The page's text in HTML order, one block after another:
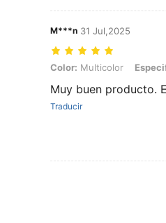
M***n 31 Jul,2025
Color: Multicolor,
Color: Multicolor
Muy buen producto.
Traducir